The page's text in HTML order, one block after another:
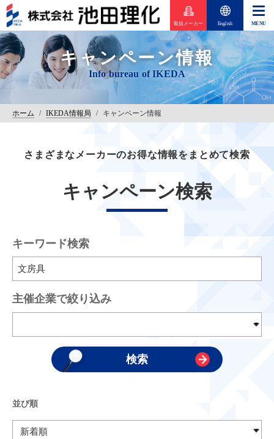
取扱メーカー English
キャンペーン情報
ホーム / IKEDA情報局 / キャンペーン情報
さまざまなメーカーのお得な情報をまとめて検索
キャンペーン検索
キーワード検索
主催企業で絞り込み
並び順